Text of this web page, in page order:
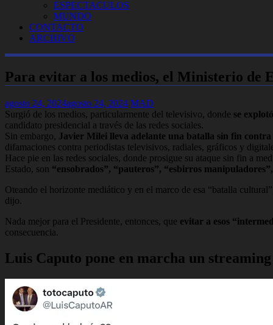
ESPECTACULOS
MUNDO
CONTACTO
ARCHIVO
Para evitar a los medios, el Ministerio de
agosto 24, 2024agosto 24, 2024 MAD
Surgió de los medios, particularmente del televisivo, donde se
candidato presidencial a través de las redes sociales.
Sin embargo, Javier Milei lleva adelante una batalla sin fin contra
difamaciones contra periodistas televisivos, radiales, gráficos y
Hace pie en las redes sociales, donde prosigue su ataque sin fin a
Estado, son “ensobrados”, “pauteros”, “esbirros
Oteando el horizonte mediático y en el marco de esa “batalla
dijo.
Nada mejor para el Presidente, entonces, que evitar a esos
consecuencia.
Luis Caputo pone en marcha un